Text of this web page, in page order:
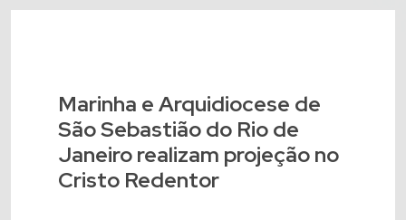
Marinha e Arquidiocese de
São Sebastião do Rio de
Janeiro realizam projeção no
Cristo Redentor